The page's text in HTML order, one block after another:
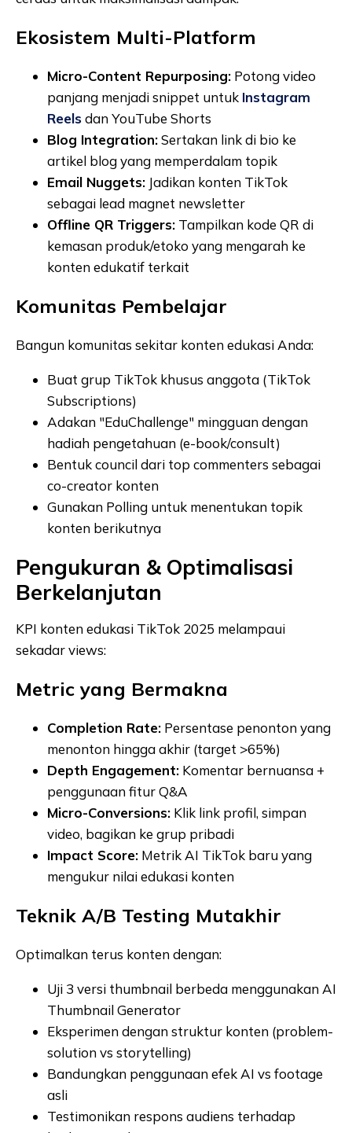
Ekosistem Multi-Platform
Micro-Content Repurposing: Potong video
panjang menjadi snippet untuk Instagram
Reelsdan YouTube Shorts
Blog Integration:Sertakan link di bio ke
artikel blog yang memperdalam topik
Email Nuggets: Jadikan konten TikTok
sebagai lead magnet newsletter
Offline QR Triggers: Tampilkan kode QR di
kemasan produk/etoko yang mengarah ke
konten edukatif terkait
Komunitas Pembelajar
Bangun komunitas sekitar konten edukasi Anda:
Buat grup TikTok khusus anggota (TikTok
Subscriptions)
Adakan "EduChallenge" mingguan dengan
hadiah pengetahuan (e-book/consult)
Bentuk council dari top commenters sebagai
co-creator konten
Gunakan Polling untuk menentukan topik
konten berikutnya
Pengukuran & Optimalisasi
Berkelanjutan
KPI konten edukasi TikTok 2025 melampaui
sekadar views:
Metric yang Bermakna
Completion Rate: Persentase penonton yang
menonton hingga akhir (target >65%)
Depth Engagement: Komentar bernuansa +
penggunaan fitur Q&A
Micro-Conversions: Klik link profil, simpan
video, bagikan ke grup pribadi
Impact Score: Metrik AI TikTok baru yang
mengukur nilai edukasi konten
Teknik A/B Testing Mutakhir
Optimalkan terus konten dengan:
Uji 3 versi thumbnail berbeda menggunakan AI
Thumbnail Generator
Eksperimen dengan struktur konten (problem-
solution vs storytelling)
Bandungkan penggunaan efek AI vs footage
asli
Testimonikan respons audiens terhadap